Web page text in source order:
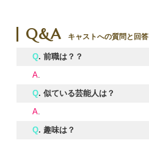
Q&A キャストへの質問と回答
Q. 前職は？？
A.
Q. 似ている芸能人は？
A.
Q. 趣味は？